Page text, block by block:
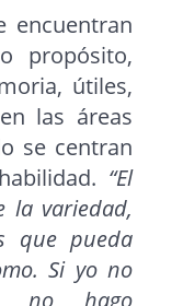
encuentran
propósito,
útiles,
las áreas
se centran
“El
la variedad,
que pueda
Si yo no
no hago